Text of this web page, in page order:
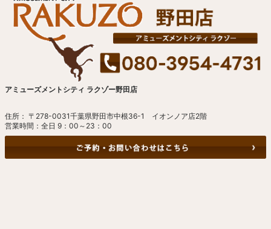
アミューズメントシティ ラクゾー野田店
住所： 〒278-0031千葉県野田市中根36-1 イオンノア店2階
営業時間：全日 9：00～23：00